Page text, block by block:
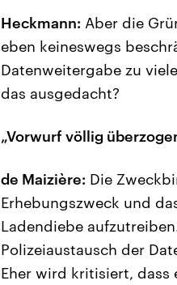
Heckmann: Aber die
eben keineswegs
Datenweitergabe zu
das ausgedacht?
„Vorwurf völlig
de Maizière: Die
Erhebungszweck und
Ladendiebe
Polizeiaustausch der
Eher wird kritisiert,